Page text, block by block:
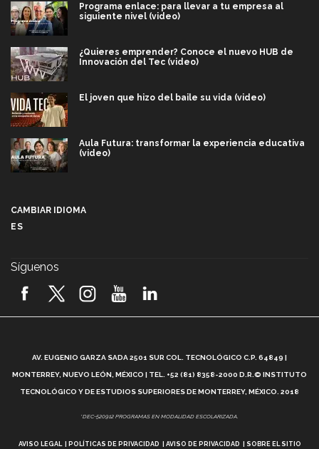
Programa enlace: para llevar a tu empresa al
siguiente nivel (video)
¿Quieres emprender? Conoce el nuevo HUB de
Innovación del Tec (video)
El joven que hizo del baile su vida (video)
Aula Futura: transformar la experiencia educativa
(video)
2026! (video)
¿Cómo es el Modelo Educativo Tec? (video)
Vida Tec: Feminismo e Inteligencia Artificial, Paola
CAMBIAR IDIOMA
ES
Síguenos
AV. EUGENIO GARZA SADA 2501 SUR COL. TECNOLÓGICO C.P. 64849 |
MONTERREY, NUEVO LEÓN, MÉXICO | TEL. +52 (81) 8358-2000 D.R.© INSTITUTO
TECNOLÓGICO Y DE ESTUDIOS SUPERIORES DE MONTERREY, MÉXICO. 2018
*DEC-520912 PROGRAMAS EN MODALIDAD ESCOLARIZADA.
AVISO LEGAL POLÍTICAS DE PRIVACIDAD AVISO DE PRIVACIDAD SOBRE EL SITIO